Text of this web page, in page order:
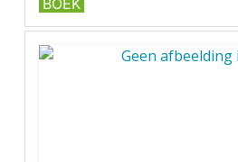
✔ U14-1
BOEK